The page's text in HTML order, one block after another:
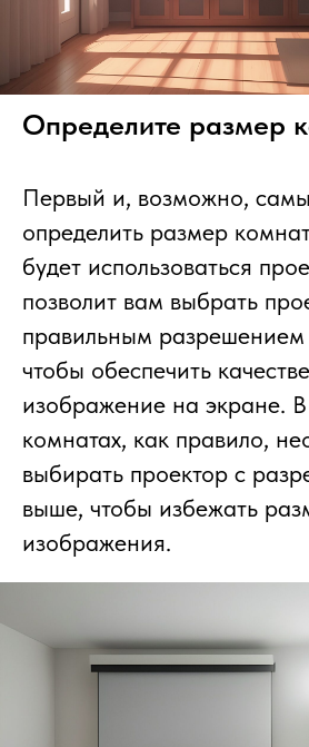
Определите размер
Первый и, возможно,
определить размер
будет использоваться
позволит вам выбрать
правильным разрешением
чтобы обеспечить
изображение на экране.
комнатах, как правило,
выбирать проектор с
выше, чтобы избежать
изображения.